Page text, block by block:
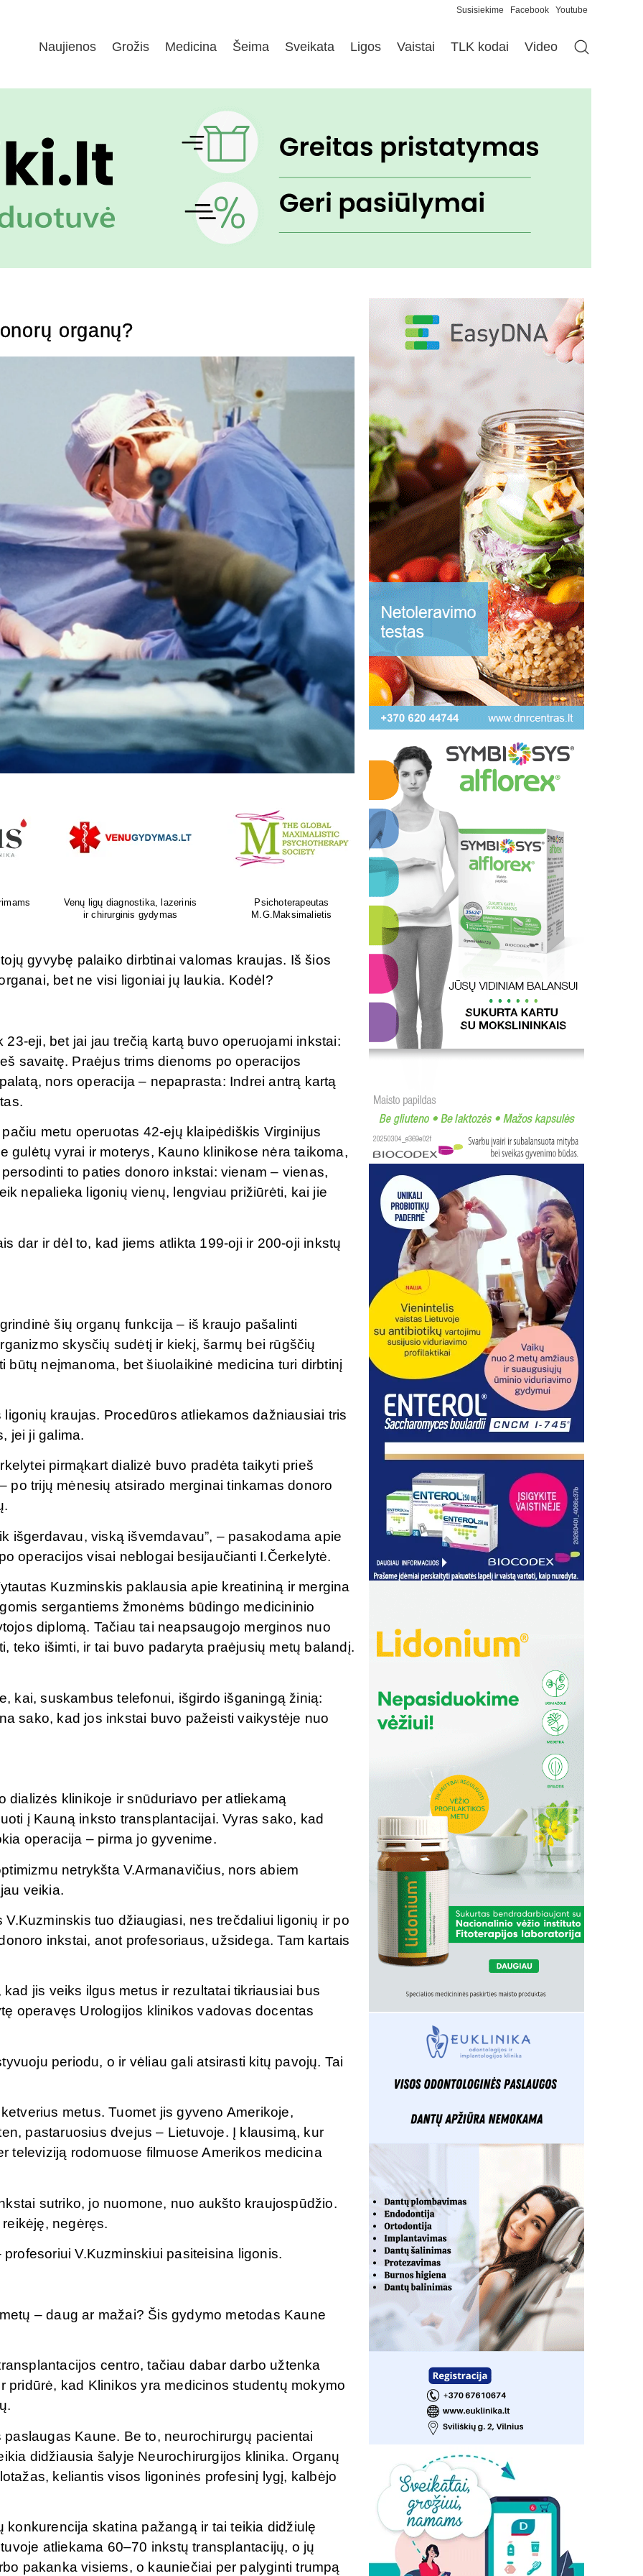
Susisiekime Facebook Youtube
Naujienos Grožis Medicina Šeima Sveikata Ligos Vaistai TLK kodai Video
organų?
Ortopedijos priemonių gamyba ir
individualus pritaikymas
Atliksime tikslų, bet kokį DNR
tyrimą visoje Lietuvoje
Patrauklesnė vieta tyrimams
atlikti!
gyvybę palaiko dirbtinai valomas kraujas. Iš šios
bet ne visi ligoniai jų laukia. Kodėl?
eji, bet jai jau trečią kartą buvo operuojami inkstai:
savaitę. Praėjus trims dienoms po operacijos
nors operacija – nepaprasta: Indrei antrą kartą
metu operuotas 42-ejų klaipėdiškis Virginijus
gulėtų vyrai ir moterys, Kauno klinikose nėra taikoma,
to paties donoro inkstai: vienam – vienas,
nepalieka ligonių vienų, lengviau prižiūrėti, kai jie
dar ir dėl to, kad jiems atlikta 199-oji ir 200-oji inkstų
šių organų funkcija – iš kraujo pašalinti
skysčių sudėtį ir kiekį, šarmų bei rūgščių
neįmanoma, bet šiuolaikinė medicina turi dirbtinį
kraujas. Procedūros atliekamos dažniausiai tris
jei ji galima.
pirmąkart dializė buvo pradėta taikyti prieš
po trijų mėnesių atsirado merginai tinkamas donoro
išgerdavau, viską išvemdavau”, – pasakodama apie
operacijos visai neblogai besijaučianti I.Čerkelytė.
Kuzminskis paklausia apie kreatininą ir mergina
sergantiems žmonėms būdingo medicininio
diplomą. Tačiau tai neapsaugojo merginos nuo
teko išimti, ir tai buvo padaryta praėjusių metų balandį.
kai, suskambus telefonui, išgirdo išganingą žinią:
sako, kad jos inkstai buvo pažeisti vaikystėje nuo
dializės klinikoje ir snūduriavo per atliekamą
į Kauną inksto transplantacijai. Vyras sako, kad
operacija – pirma jo gyvenime.
netrykšta V.Armanavičius, nors abiem
veikia.
tuo džiaugiasi, nes trečdaliui ligonių ir po
inkstai, anot profesoriaus, užsidega. Tam kartais
jis veiks ilgus metus ir rezultatai tikriausiai bus
operavęs Urologijos klinikos vadovas docentas
periodu, o ir vėliau gali atsirasti kitų pavojų. Tai
metus. Tuomet jis gyveno Amerikoje,
pastaruosius dvejus – Lietuvoje. Į klausimą, kur
televiziją rodomuose filmuose Amerikos medicina
sutriko, jo nuomone, nuo aukšto kraujospūdžio.
negėręs.
V.Kuzminskiui pasiteisina ligonis.
– daug ar mažai? Šis gydymo metodas Kaune
centro, tačiau dabar darbo užtenka
pridūrė, kad Klinikos yra medicinos studentų mokymo
Kaune. Be to, neurochirurgų pacientai
didžiausia šalyje Neurochirurgijos klinika. Organų
keliantis visos ligoninės profesinį lygį, kalbėjo
skatina pažangą ir tai teikia didžiulę
atliekama 60–70 inkstų transplantacijų, o jų
pakanka visiems, o kauniečiai per palyginti trumpą